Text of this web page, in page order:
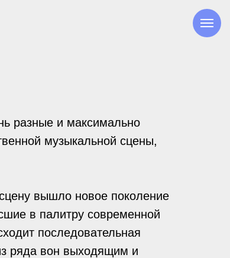
разные и максимально
музыкальной сцены,
вышло новое поколение
в палитру современной
последовательная
ряда вон выходящим и